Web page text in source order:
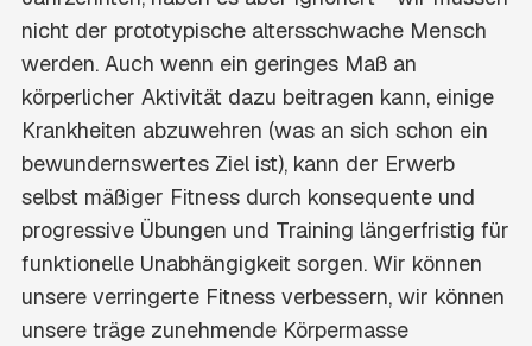
nicht der prototypische altersschwache Mensch
werden. Auch wenn ein geringes Maß an
körperlicher Aktivität dazu beitragen kann, einige
Krankheiten abzuwehren (was an sich schon ein
bewundernswertes Ziel ist), kann der Erwerb
selbst mäßiger Fitness durch konsequente und
progressive Übungen und Training längerfristig für
funktionelle Unabhängigkeit sorgen. Wir können
unsere verringerte Fitness verbessern, wir können
unsere träge zunehmende Körpermasse